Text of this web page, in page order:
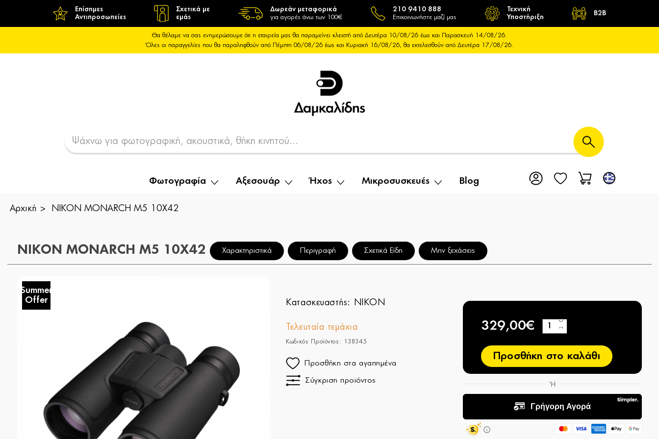
Επίσημες
Αντιπροσωπείες
Σχετικά με
εμάς
Δωρεάν μεταφορικά
για αγορές άνω των 100€
210 9410 888
Επικοινωνήστε μαζί μας
Τεχνική
Υποστήριξη
B2B
Θα θέλαμε να σας ενημερώσουμε ότι η εταιρεία μας θα παραμείνει κλειστή από Δευτέρα 10/08/26 έως και Παρασκευή 14/08/26.
Όλες οι παραγγελίες που θα παραληφθούν από Πέμπτη 06/08/26 έως και Κυριακή 16/08/26, θα εκτελεσθούν από Δευτέρα 17/08/26.
Φωτογραφία Αξεσουάρ Ήχος Μικροσυσκευές Blog
Αρχική NIKON MONARCH M5 10X42
NIKON MONARCH M5 10X42 Χαρακτηριστικά Περιγραφή Σχετικά Είδη Μην ξεχάσεις
Summer
Offer
Κατασκευαστής: NIKON
Τελευταία τεμάχια
Κωδικός Προϊόντος: 138345
Προσθήκη στα αγαπημένα
Σύγκριση προϊόντος
329,00€ −
+
Προσθήκη στο καλάθι